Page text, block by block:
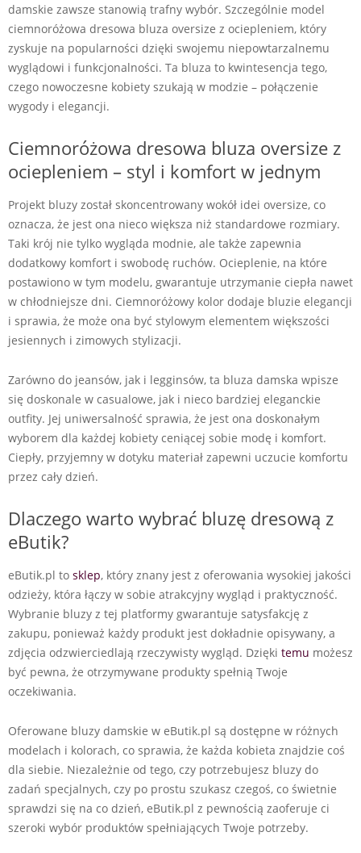
damskie zawsze stanowią trafny wybór. Szczególnie model
ciemnoróżowa dresowa bluza oversize z ociepleniem, który
zyskuje na popularności dzięki swojemu niepowtarzalnemu
wyglądowi i funkcjonalności. Ta bluza to kwintesencja tego,
czego nowoczesne kobiety szukają w modzie – połączenie
wygody i elegancji.
Ciemnoróżowa dresowa bluza oversize z
ociepleniem – styl i komfort w jednym
Projekt bluzy został skoncentrowany wokół idei oversize, co
oznacza, że jest ona nieco większa niż standardowe rozmiary.
Taki krój nie tylko wygląda modnie, ale także zapewnia
dodatkowy komfort i swobodę ruchów. Ocieplenie, na które
postawiono w tym modelu, gwarantuje utrzymanie ciepła nawet
w chłodniejsze dni. Ciemnoróżowy kolor dodaje bluzie elegancji
i sprawia, że może ona być stylowym elementem większości
jesiennych i zimowych stylizacji.
Zarówno do jeansów, jak i legginsów, ta bluza damska wpisze
się doskonale w casualowe, jak i nieco bardziej eleganckie
outfity. Jej uniwersalność sprawia, że jest ona doskonałym
wyborem dla każdej kobiety ceniącej sobie modę i komfort.
Ciepły, przyjemny w dotyku materiał zapewni uczucie komfortu
przez cały dzień.
Dlaczego warto wybrać bluzę dresową z
eButik?
eButik.pl to sklep, który znany jest z oferowania wysokiej jakości
odzieży, która łączy w sobie atrakcyjny wygląd i praktyczność.
Wybranie bluzy z tej platformy gwarantuje satysfakcję z
zakupu, ponieważ każdy produkt jest dokładnie opisywany, a
zdjęcia odzwierciedlają rzeczywisty wygląd. Dzięki temu możesz
być pewna, że otrzymywane produkty spełnią Twoje
oczekiwania.
Oferowane bluzy damskie w eButik.pl są dostępne w różnych
modelach i kolorach, co sprawia, że każda kobieta znajdzie coś
dla siebie. Niezależnie od tego, czy potrzebujesz bluzy do
zadań specjalnych, czy po prostu szukasz czegoś, co świetnie
sprawdzi się na co dzień, eButik.pl z pewnością zaoferuje ci
szeroki wybór produktów spełniających Twoje potrzeby.